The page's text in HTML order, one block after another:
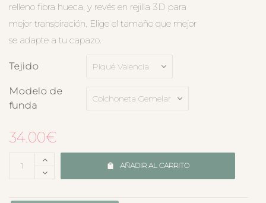
relleno fibra hueca, y revés en rejilla 3D para
mejor transpiración. Elige el tamaño que mejor
se adapte a tu capazo.
Tejido
Modelo de
funda
34.00€
AÑADIR AL CARRITO